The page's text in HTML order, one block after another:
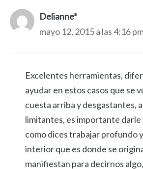
Delianne*
mayo 12, 2015 a las 4:16
Excelentes herramientas,
ayudar en estos casos que se
cuesta arriba y desgastantes,
limitantes, es importante darle
como dices trabajar profundo
interior que es donde se
manifiestan para decirnos